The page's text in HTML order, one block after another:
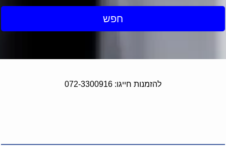
חפש
להזמנות חייגו: 072-3300916